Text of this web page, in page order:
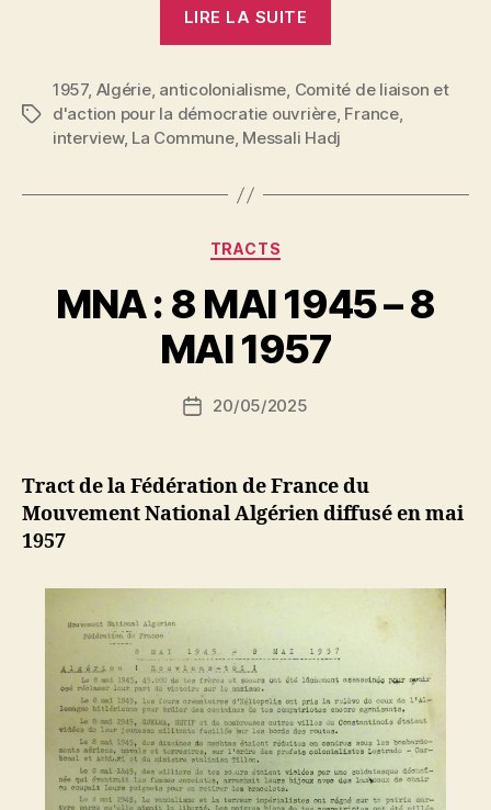
LIRE LA SUITE
Messali
Hadj »
Étiquettes
1957, Algérie, anticolonialisme, Comité de liaison et
d'action pour la démocratie ouvrière, France,
interview, La Commune, Messali Hadj
Catégories
TRACTS
MNA : 8 MAI 1945 – 8
MAI 1957
Auteur
de
P
r
S
N
ji
b
Date20/05/2025
Tract de la Fédération de France du
Mouvement National Algérien diffusé en mai
1957